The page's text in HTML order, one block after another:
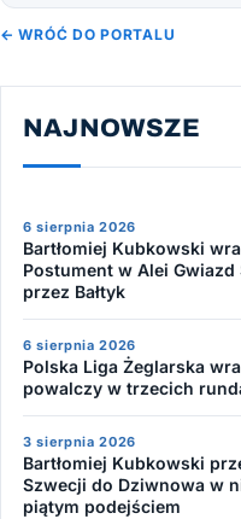
← WRÓĆ DO PORTALU
NAJNOWSZE
6 sierpnia 2026
Bartłomiej Kubkowski
Postument w Alei
przez Bałtyk
6 sierpnia 2026
Polska Liga Żeglarska
powalczy w trzecich
3 sierpnia 2026
Bartłomiej Kubkowski
Szwecji do Dziwnowa w
piątym podejściem